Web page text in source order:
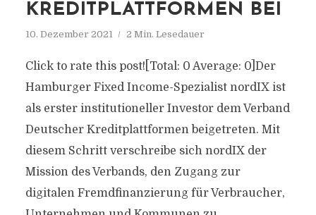
KREDITPLATTFORMEN BEI
10. Dezember 2021 2 Min. Lesedauer
Click to rate this post![Total: 0 Average: 0]Der
Hamburger Fixed Income-Spezialist nordIX ist
als erster institutioneller Investor dem Verband
Deutscher Kreditplattformen beigetreten. Mit
diesem Schritt verschreibe sich nordIX der
Mission des Verbands, den Zugang zur
digitalen Fremdfinanzierung für Verbraucher,